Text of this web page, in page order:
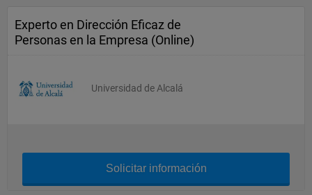
Experto en Dirección Eficaz de
Personas en la Empresa (Online)
Universidad de Alcalá
Solicitar información